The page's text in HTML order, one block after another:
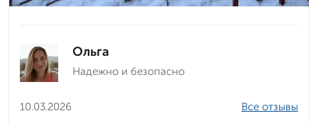
Ольга
Надежно и безопасно
10.03.2026
Все отзывы